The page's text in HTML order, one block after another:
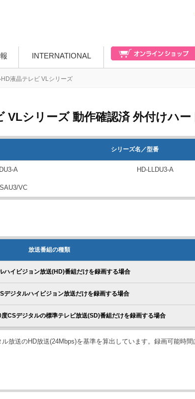
INTERNATIONAL
HD液晶テレビ VLシリーズ
VLシリーズ 動作確認済 外付けハ
シリーズ名／型番
A HD-LLDU3-A
VC
放送番組の種類
ハイビジョン放送(HD)番組だけを録画する場合
デジタルハイビジョン放送だけを録画する場合
CSデジタルの標準テレビ放送(SD)番組だけを録画する場合
放送のHD放送(24Mbps)を基準を算出しています。録画可能時間